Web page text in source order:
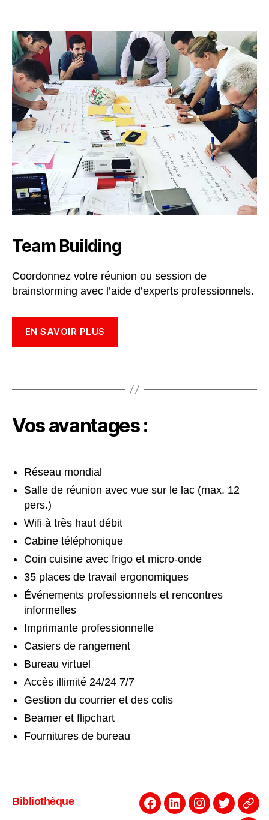
Team Building
Coordonnez votre réunion ou session de
brainstorming avec l’aide d’experts professionnels.
EN SAVOIR PLUS
Vos avantages :
Réseau mondial
Salle de réunion avec vue sur le lac (max. 12
pers.)
Wifi à très haut débit
Cabine téléphonique
Coin cuisine avec frigo et micro-onde
35 places de travail ergonomiques
Événements professionnels et rencontres
informelles
Imprimante professionnelle
Casiers de rangement
Bureau virtuel
Accès illimité 24/24 7/7
Gestion du courrier et des colis
Beamer et flipchart
Fournitures de bureau
Bibliothèque
Facebook
LinkedinInstagram
Twitter